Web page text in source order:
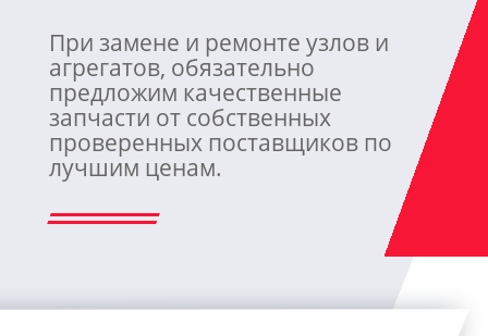
При замене и ремонте узлов и
агрегатов, обязательно
предложим качественные
запчасти от собственных
проверенных поставщиков по
лучшим ценам.